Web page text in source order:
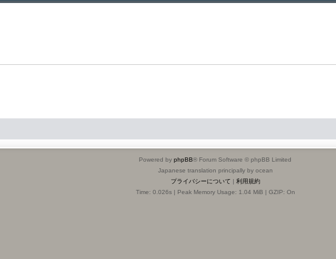
Powered by phpBB® Forum Software © phpBB Limited
Japanese translation principally by ocean
プライバシーについて | 利用規約
Time: 0.026s| Peak Memory Usage: 1.04 MiB | GZIP: On